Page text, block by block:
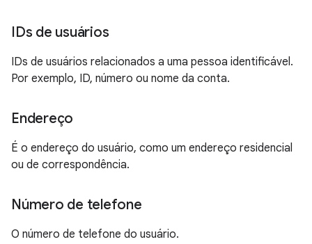
IDs de usuários
IDs de usuários relacionados a uma pessoa identificável.
Por exemplo, ID, número ou nome da conta.
Endereço
É o endereço do usuário, como um endereço residencial
ou de correspondência.
Número de telefone
O número de telefone do usuário.